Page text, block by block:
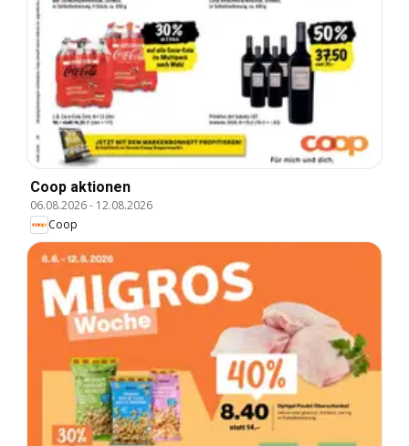
Coop aktionen
06.08.2026- 12.08.2026
Coop